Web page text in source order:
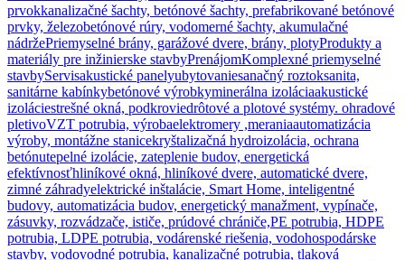
prvokkanalizačné šachty, betónové šachty, prefabrikované betónové
prvky, železobetónové rúry, vodomerné šachty, akumulačné
nádržePriemyselné brány, garážové dvere, brány, plotyProdukty a
materiály pre inžinierske stavbyPrenájomKomplexné priemyselné
stavbyServisakustické panelyubytovaniesanačný roztoksanita,
sanitárne kabínkybetónové výrobkyminerálna izoláciaakustické
izoláciestrešné okná, podkroviedrôtové a plotové systémy. ohradové
pletivoVZT potrubia, výrobaelektromery ,meraniaautomatizácia
výroby, montážne stanicekryštalizačná hydroizolácia, ochrana
betónutepelné izolácie, zateplenie budov, energetická
efektívnosťhliníkové okná, hliníkové dvere, automatické dvere,
zimné záhradyelektrické inštalácie, Smart Home, inteligentné
budovy, automatizácia budov, energetický manažment, vypínače,
zásuvky, rozvádzače, ističe, prúdové chrániče,PE potrubia, HDPE
potrubia, LDPE potrubia, vodárenské riešenia, vodohospodárske
stavby, vodovodné potrubia, kanalizačné potrubia, tlaková